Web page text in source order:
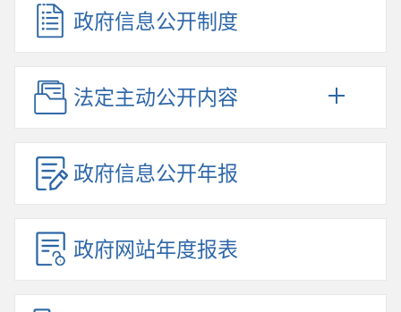
政府信息公开制度
法定主动公开内容
政府信息公开年报
政府网站年度报表